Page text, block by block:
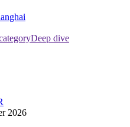
Deep dive
2026